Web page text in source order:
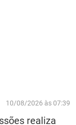
10/08/2026 às 07:39
realiza